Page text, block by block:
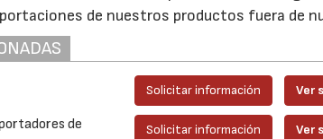
de nuestros productos fuera de
Solicitar información Ver
de
Solicitar información Ver